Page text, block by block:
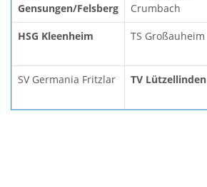
Gensungen/Felsberg
Crumbach
HSG Kleenheim TS Großauheim
SV Germania Fritzlar TV Lützellinden